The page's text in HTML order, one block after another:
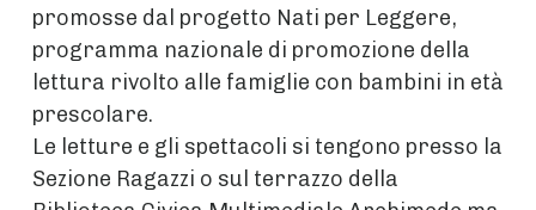
promosse dal progetto Nati per Leggere,
programma nazionale di promozione della
lettura rivolto alle famiglie con bambini in età
prescolare.
Le letture e gli spettacoli si tengono presso la
Sezione Ragazzi o sul terrazzo della